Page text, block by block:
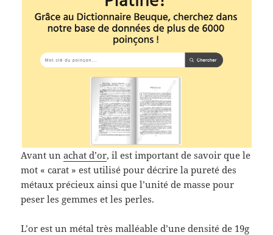
Avant unachat d’or, il est important de savoir que le
mot « carat » est utilisé pour décrire la pureté des
métaux précieux ainsi que l’unité de masse pour
peser les gemmes et les perles.
L’or est un métal très malléable d’une densité de 19g